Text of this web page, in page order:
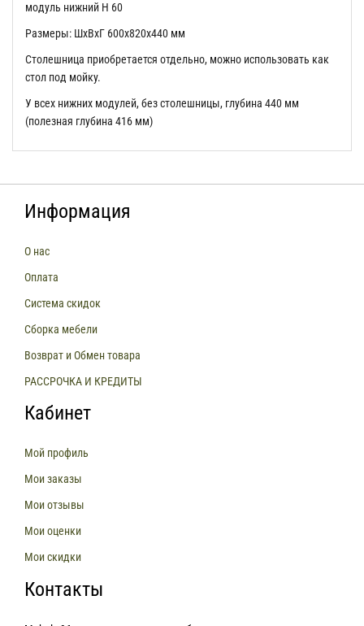
модуль нижний Н 60
Размеры: ШхВхГ 600х820х440 мм
Столешница приобретается отдельно, можно использовать как
стол под мойку.
У всех нижних модулей, без столешницы, глубина 440 мм
(полезная глубина 416 мм)
Информация
О нас
Оплата
Система скидок
Сборка мебели
Возврат и Обмен товара
РАССРОЧКА И КРЕДИТЫ
Кабинет
Мой профиль
Мои заказы
Мои отзывы
Мои оценки
Мои скидки
Контакты